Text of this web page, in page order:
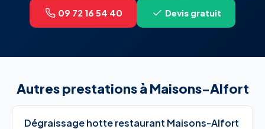
09 72 16 54 40 Devis gratuit
Autres prestations à Maisons-Alfort
Dégraissage hotte restaurant Maisons-Alfort